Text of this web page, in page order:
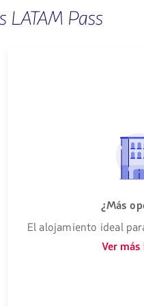
Pass
¿Más
El alojamiento ideal
Ver